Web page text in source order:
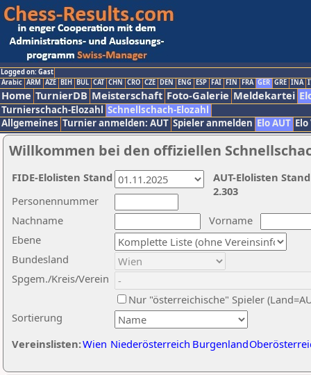
Logged on: Gast
Arabic ARM AZE BIH BUL CAT CHN CRO CZE DEN ENG ESP FAI FIN FRA GER GRE INA
Home TurnierDB Meisterschaft Foto-Galerie Meldekartei
Turnierschach-Elozahl Schnellschach-Elozahl
Allgemeines Turnier anmelden: AUT Spieler anmelden Elo AUT
Willkommen bei den offiziellen
Nachname
Vorname
Ebene
Sortierung
Personennummer
Bundesland
Spgem./Kreis/Verein
Nur "österreichische" Spieler
Vereinslisten:Wien Niederösterreich Burgenland
AUT-Elolisten
2.303
FIDE-Elolisten Stand